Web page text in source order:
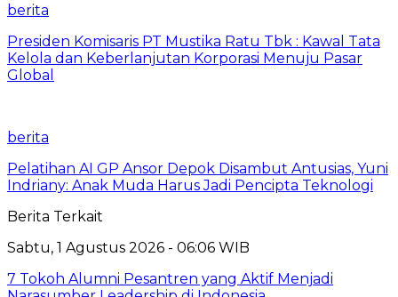
berita
Presiden Komisaris PT Mustika Ratu Tbk : Kawal Tata
Kelola dan Keberlanjutan Korporasi Menuju Pasar
Global
berita
Pelatihan AI GP Ansor Depok Disambut Antusias, Yuni
Indriany: Anak Muda Harus Jadi Pencipta Teknologi
Berita Terkait
Sabtu, 1 Agustus 2026 - 06:06 WIB
7 Tokoh Alumni Pesantren yang Aktif Menjadi